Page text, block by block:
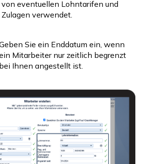
von eventuellen Lohntarifen und
Zulagen verwendet.
Sie ein Enddatum ein, wenn
Mitarbeiter nur zeitlich begrenzt
bei Ihnen angestellt ist.